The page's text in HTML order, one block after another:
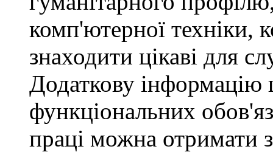
комп'ютерної техніки,
знаходити цікаві для
Додаткову
функціональних
праці можна отримати